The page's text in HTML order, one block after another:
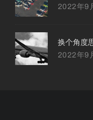
2022年9
换个角度
2022年9